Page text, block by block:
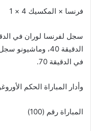
فرنسا × المكسيك 4 × 1
في الدقيقة 70.
وأدار المباراة الحكم
المباراة رقم (100)